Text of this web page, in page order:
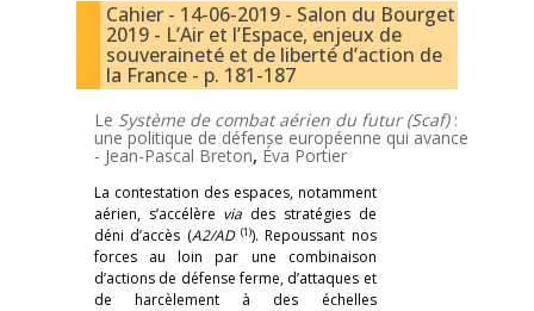
Cahier - 14-06-2019 - Salon du Bourget
2019 - L’Air et l’Espace, enjeux de
souveraineté et de liberté d’action de
la France - p. 181-187
Le Système de combat aérien du futur (Scaf):
une politique de défense européenne qui avance
- Jean-Pascal Breton, Éva Portier
La contestation des espaces, notamment
aérien, s’accélère via des stratégies de
déni d’accès (A2/AD (1)). Repoussant nos
forces au loin par une combinaison
d’actions de défense ferme, d’attaques et
de harcèlement à des échelles